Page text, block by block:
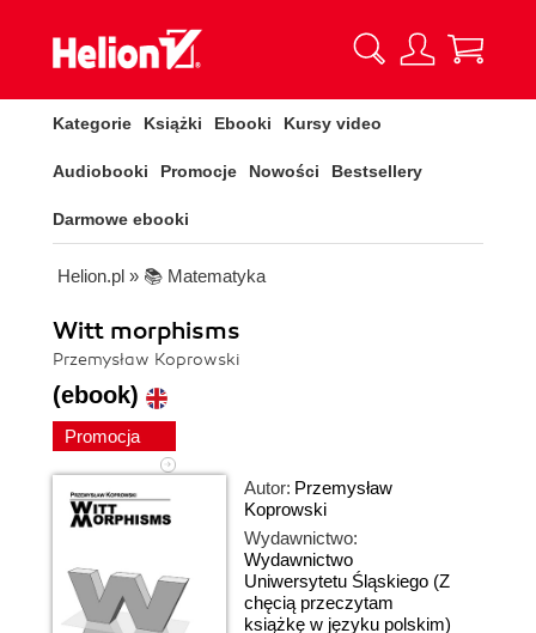
Kategorie Książki Ebooki Kursy video
Audiobooki Promocje Nowości Bestsellery
Darmowe ebooki
Helion.pl » 📚 Matematyka
Witt morphisms
Przemysław Koprowski
(ebook)
Promocja
Autor: Przemysław
Koprowski
Wydawnictwo:
Wydawnictwo
Uniwersytetu Śląskiego (Z
chęcią przeczytam
książkę w języku polskim)